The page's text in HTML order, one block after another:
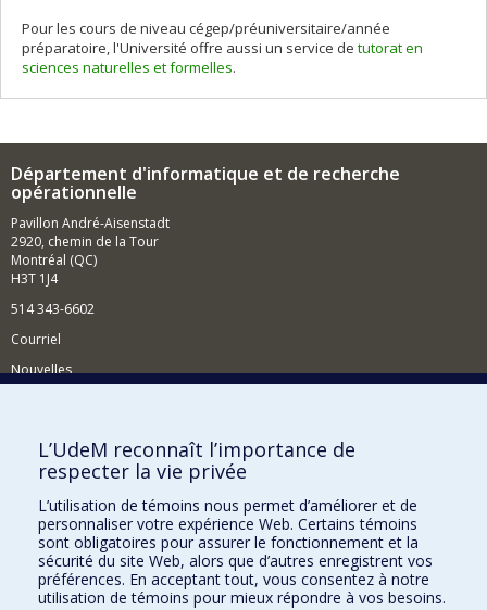
Pour les cours de niveau cégep/préuniversitaire/année
préparatoire, l'Université offre aussi un service de tutorat en
sciences naturelles et formelles.
Département d'informatique et de recherche
opérationnelle
Pavillon André-Aisenstadt
2920, chemin de la Tour
Montréal (QC)
H3T 1J4
514 343-6602
Courriel
Nouvelles
Comment soutenir le Département?
BESOIN D'AIDE?
Plan du site
Signaler une erreur
Accessibilité
L’UdeM reconnaît l’importance de
respecter la vie privée
L’utilisation de témoins nous permet d’améliorer et de
personnaliser votre expérience Web. Certains témoins
sont obligatoires pour assurer le fonctionnement et la
sécurité du site Web, alors que d’autres enregistrent vos
préférences. En acceptant tout, vous consentez à notre
utilisation de témoins pour mieux répondre à vos besoins.